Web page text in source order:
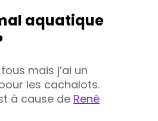
aquatique
mais j’ai un
les cachalots.
à cause de René